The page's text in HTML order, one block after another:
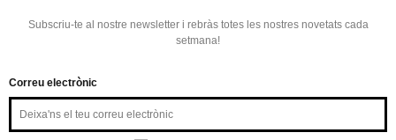
Subscriu-te al nostre newsletter i rebràs totes les nostres novetats cada
setmana!
Correu electrònic